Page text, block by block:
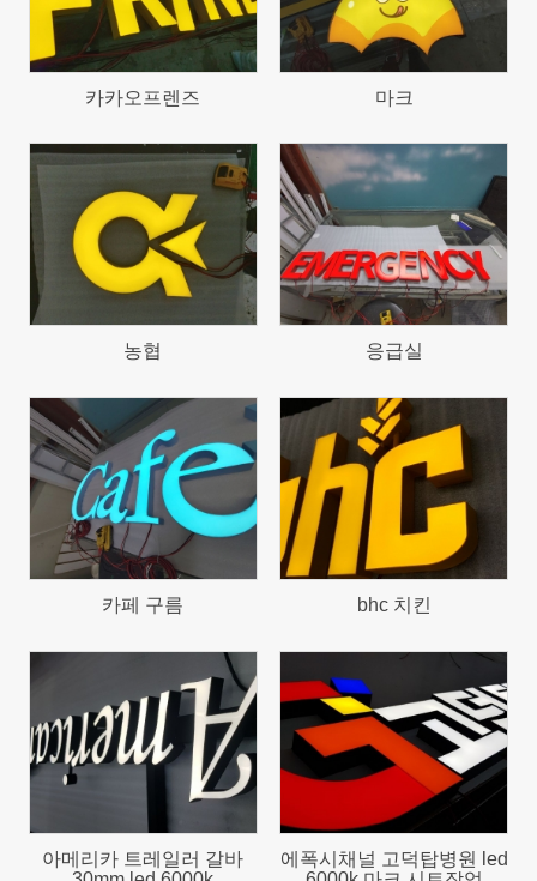
카카오프렌즈 마크
634
농협
622
응급실
718
카페 구름
672
bhc 치킨
743
아메리카 트레일러 갈바
893
에폭시채널 고덕탑병원 led